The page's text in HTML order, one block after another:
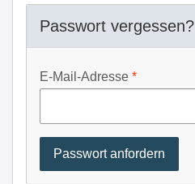
Passwort vergessen?
E-Mail-Adresse